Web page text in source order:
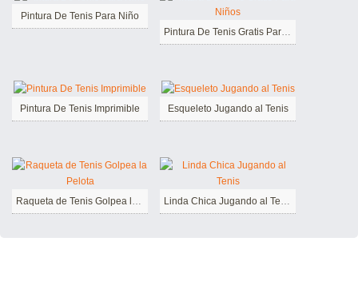
Pintura De Tenis Para Niño
Pintura De Tenis Imprimible Esqueleto Jugando al Tenis
Raqueta de Tenis Golpea la Pelota Linda Chica Jugando al Tenis